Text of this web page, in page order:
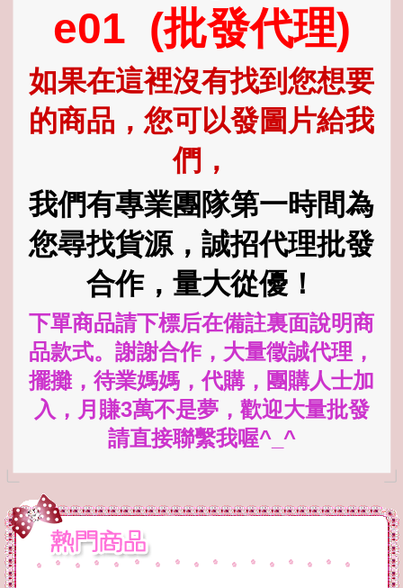
e01 (批發代理)
如果在這裡沒有找到您想要
的商品， 您可以發圖片給我
們，
我們有專業團隊第一時間為
您尋找貨源， 誠招代理批發
合作，量大從優！
下單商品請下標后在備註裏面說明商
品款式。謝謝合作，大量徵誠代理，
擺攤，待業媽媽，代購，團購人士加
入，月賺3萬不是夢，歡迎大量批發
請直接聯繫我喔^_^